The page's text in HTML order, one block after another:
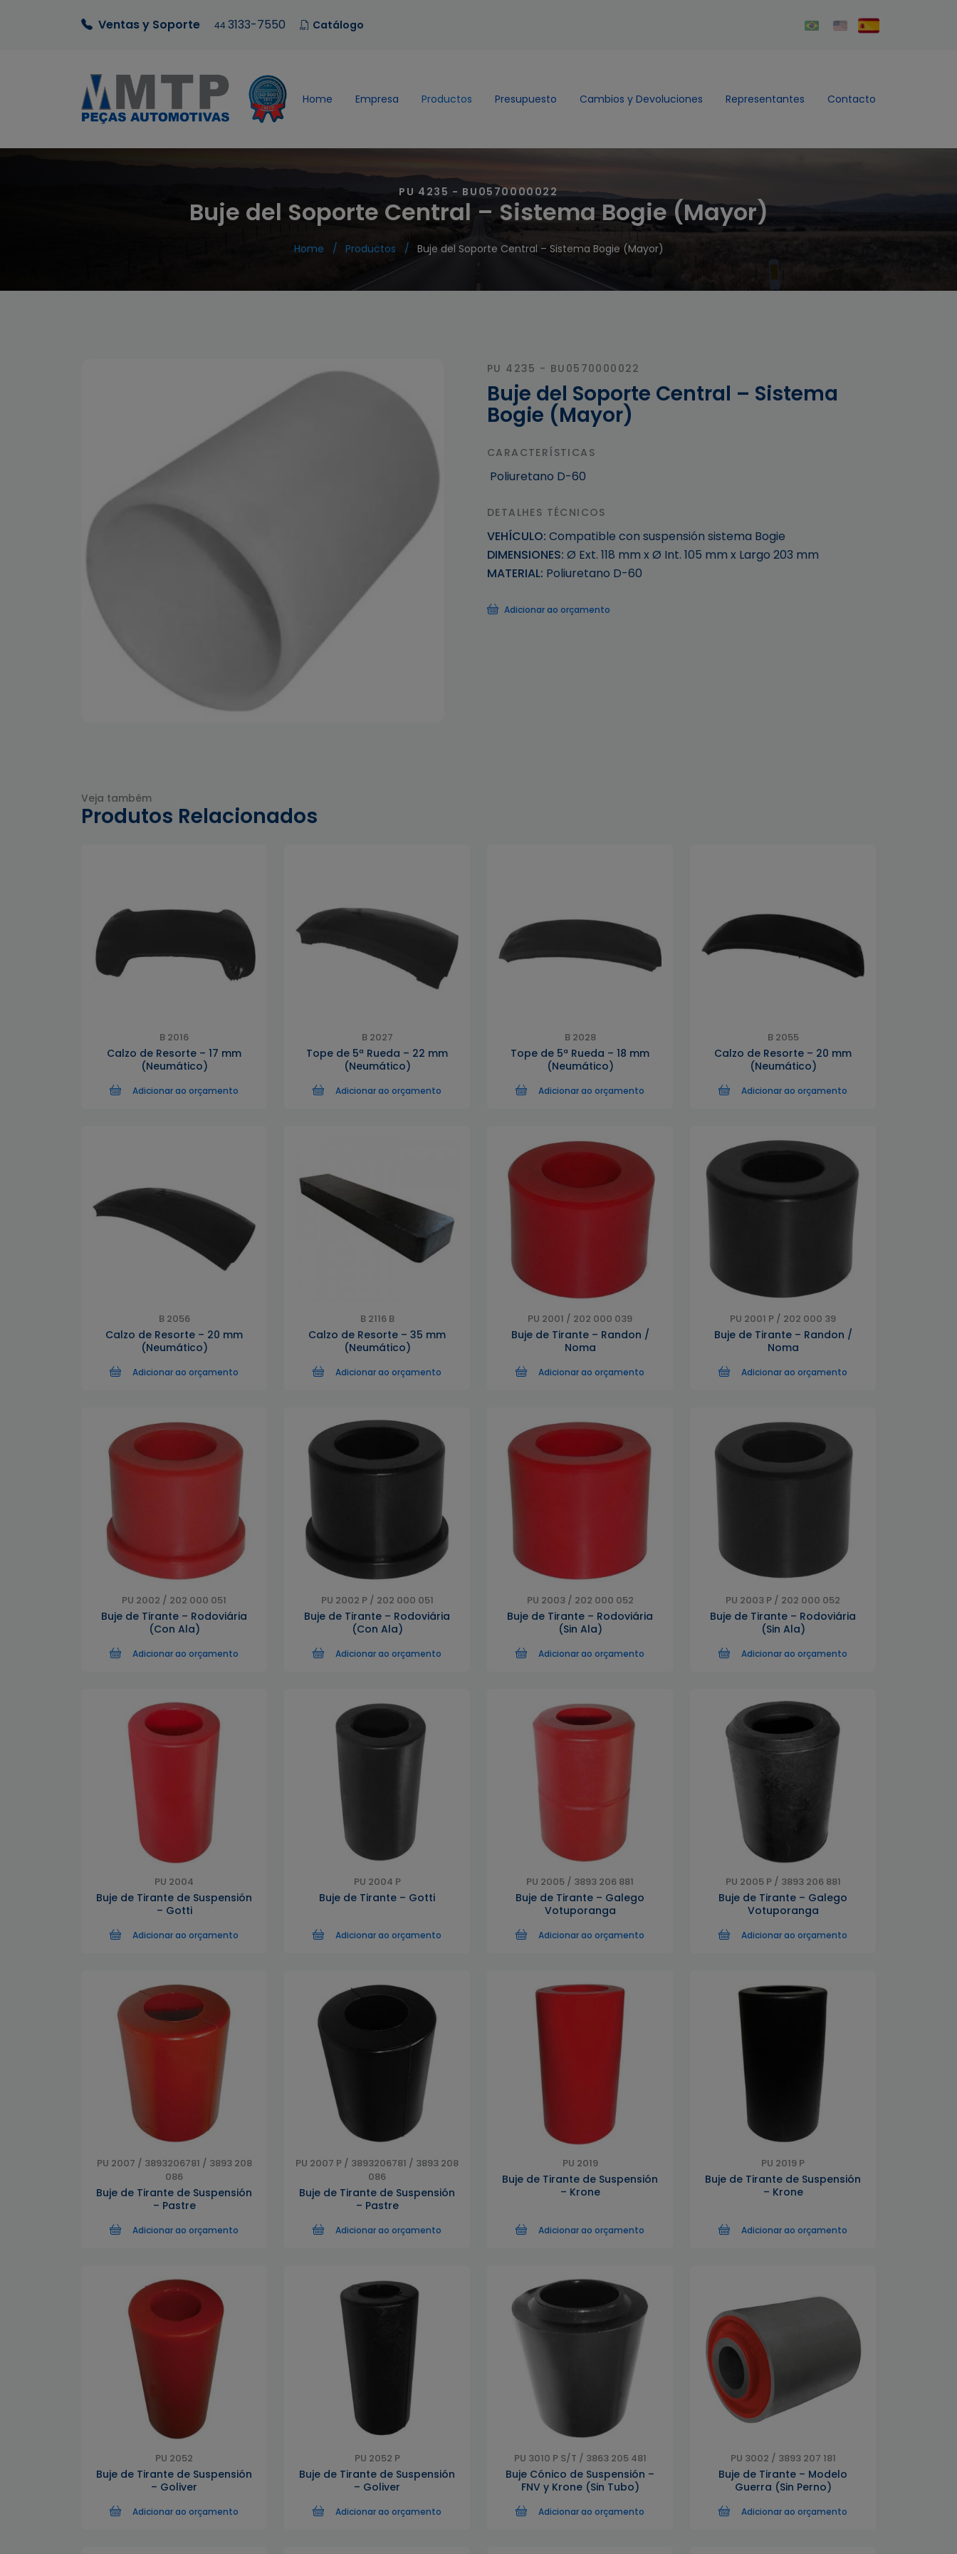
Ventas y Soporte 44 3133-7550 Catálogo
Home Empresa Productos Presupuesto Cambios y Devoluciones Representantes Contacto
PU 4235 - BU0570000022
Buje del Soporte Central – Sistema Bogie (Mayor)
Home Productos Buje del Soporte Central – Sistema Bogie (Mayor)
PU 4235 - BU0570000022
Buje del Soporte Central – Sistema
Bogie (Mayor)
CARACTERÍSTICAS
Poliuretano D-60
DETALHES TÉCNICOS
VEHÍCULO: Compatible con suspensión sistema Bogie
DIMENSIONES: Ø Ext. 118 mm x Ø Int. 105 mm x Largo 203 mm
MATERIAL: Poliuretano D-60
Adicionar ao orçamento
Veja também
Produtos Relacionados
B 2016
Calzo de Resorte – 17 mm
(Neumático)
Adicionar ao orçamento
B 2027
Tope de 5ª Rueda – 22 mm
(Neumático)
Adicionar ao orçamento
B 2028
Tope de 5ª Rueda – 18 mm
(Neumático)
Adicionar ao orçamento
B 2055
Calzo de Resorte – 20 mm
(Neumático)
Adicionar ao orçamento
B 2056
Calzo de Resorte – 20 mm
(Neumático)
Adicionar ao orçamento
B 2116 B
Calzo de Resorte – 35 mm
(Neumático)
Adicionar ao orçamento
PU 2001 / 202 000 039
Buje de Tirante – Randon /
Noma
Adicionar ao orçamento
PU 2001 P / 202 000 39
Buje de Tirante – Randon /
Noma
Adicionar ao orçamento
PU 2002 / 202 000 051
Buje de Tirante – Rodoviária
(Con Ala)
Adicionar ao orçamento
PU 2002 P / 202 000 051
Buje de Tirante – Rodoviária
(Con Ala)
Adicionar ao orçamento
PU 2003 / 202 000 052
Buje de Tirante – Rodoviária
(Sin Ala)
Adicionar ao orçamento
PU 2003 P / 202 000 052
Buje de Tirante – Rodoviária
(Sin Ala)
Adicionar ao orçamento
PU 2004
Buje de Tirante de Suspensión
– Gotti
Adicionar ao orçamento
PU 2004 P
Buje de Tirante – Gotti
Adicionar ao orçamento
PU 2005 / 3893 206 881
Buje de Tirante – Galego
Votuporanga
Adicionar ao orçamento
PU 2005 P / 3893 206 881
Buje de Tirante – Galego
Votuporanga
Adicionar ao orçamento
PU 2007 / 3893206781 / 3893 208
086
Buje de Tirante de Suspensión
– Pastre
Adicionar ao orçamento
PU 2007 P / 3893206781 / 3893 208
086
Buje de Tirante de Suspensión
– Pastre
Adicionar ao orçamento
PU 2019
Buje de Tirante de Suspensión
– Krone
Adicionar ao orçamento
PU 2019 P
Buje de Tirante de Suspensión
– Krone
Adicionar ao orçamento
PU 2052
Buje de Tirante de Suspensión
– Goliver
Adicionar ao orçamento
PU 2052 P
Buje de Tirante de Suspensión
– Goliver
Adicionar ao orçamento
PU 3010 P S/T / 3863 205 481
Buje Cónico de Suspensión –
FNV y Krone (Sin Tubo)
Adicionar ao orçamento
PU 3002 / 3893 207 181
Buje de Tirante – Modelo
Guerra (Sin Perno)
Adicionar ao orçamento